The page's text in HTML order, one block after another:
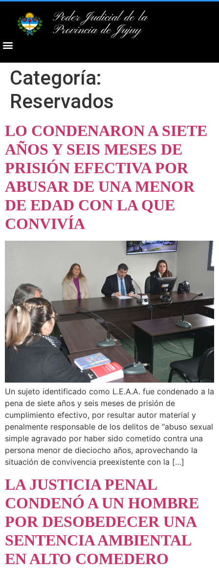
Poder Judicial de la
Provincia de Jujuy
Categoría:
Reservados
LO CONDENARON A SIETE
AÑOS Y SEIS MESES DE
PRISIÓN EFECTIVA POR
ABUSAR DE UNA MENOR
DE EDAD CON LA QUE
CONVIVÍA
Un sujeto identificado como L.E.A.A. fue condenado a la
pena de siete años y seis meses de prisión de
cumplimiento efectivo, por resultar autor material y
penalmente responsable de los delitos de “abuso sexual
simple agravado por haber sido cometido contra una
persona menor de dieciocho años, aprovechando la
situación de convivencia preexistente con la […]
LA JUSTICIA PENAL
CONDENÓ A UN HOMBRE
POR DESOBEDECER UNA
SENTENCIA AMBIENTAL
EN ALTO COMEDERO